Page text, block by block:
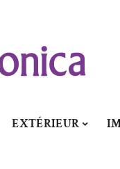
EXTÉRIEUR